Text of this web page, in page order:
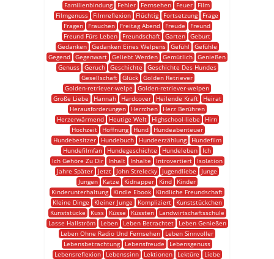
Familienbindung
Fehler Fernsehen Feuer
Film
Filmgenuss
Filmreflexion Flüchtig Fortsetzung
Frage
Fragen
Frauchen Freitag Abend Freude
Freund
Freund Fürs Leben
Freundschaft Garten Geburt
Gedanken
Gedanken Eines Welpens Gefühl
Gefühle
Gegend Gegenwart Geliebt Werden Gemütlich Genießen
Genuss
Geruch Geschichte
Geschichte Des Hundes
Gesellschaft Glück Golden Retriever
Golden-retriever-welpe
Golden-retriever-welpen
Große Liebe
Hannah Hardcover Heilende Kraft
Heirat
Herausforderungen
Herrchen
Herz Berühren
Herzerwärmend
Heutige Welt Highschool-liebe
Hirn
Hochzeit
Hoffnung Hund
Hundeabenteuer
Hundebesitzer
Hundebuch Hundeerzählung
Hundefilm
Hundefilmfan
Hundegeschichte Hundeleben
Ich
Ich Gehöre Zu Dir
Inhalt Inhalte Introvertiert
Isolation
Jahre Später
Jetzt John Strelecky Jugendliebe
Junge
Jungen
Katze Kidnapper Kind
Kinder
Kinderunterhaltung
Kindle Ebook
Kindliche Freundschaft
Kleine Dinge
Kleiner Junge Kompliziert
Kunststückchen
Kunststücke
Kuss Küsse Küssten
Landwirtschaftsschule
Lasse Hallström
Leben Leben Betrachtet
Leben Genießen
Leben Ohne Radio Und Fernsehen
Leben Sinnvoller
Lebensbetrachtung
Lebensfreude
Lebensgenuss
Lebensreflexion
Lebenssinn Lektionen Lektüre
Liebe